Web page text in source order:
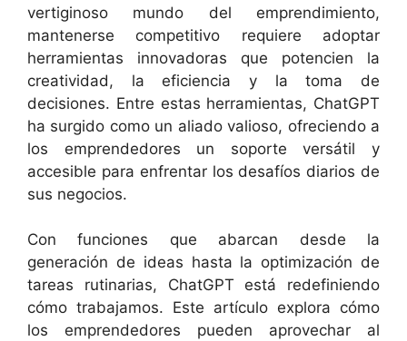
vertiginoso mundo del emprendimiento,
mantenerse competitivo requiere adoptar
herramientas innovadoras que potencien la
creatividad, la eficiencia y la toma de
decisiones. Entre estas herramientas, ChatGPT
ha surgido como un aliado valioso, ofreciendo a
los emprendedores un soporte versátil y
accesible para enfrentar los desafíos diarios de
sus negocios.
Con funciones que abarcan desde la
generación de ideas hasta la optimización de
tareas rutinarias, ChatGPT está redefiniendo
cómo trabajamos. Este artículo explora cómo
los emprendedores pueden aprovechar al